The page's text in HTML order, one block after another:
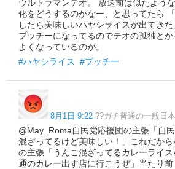
ウルトラマンテオ。 放送前は似たよう
化をどうするのかなー、と思ってたら
したら美味しいハヤシライスが出てき
プッチーになってるのでテオの孤独と
よくなっているのが。
#ハヤシライス
#プッチー
8月1日 9:22 ??ガチ普通の一般日
@May_Roma自民党応援団の主張「自
混ざってるけど美味しい！」これだか
の主張「うんこ混ざってるカレーライ
通のカレー出す店に行こうぜ」当たり